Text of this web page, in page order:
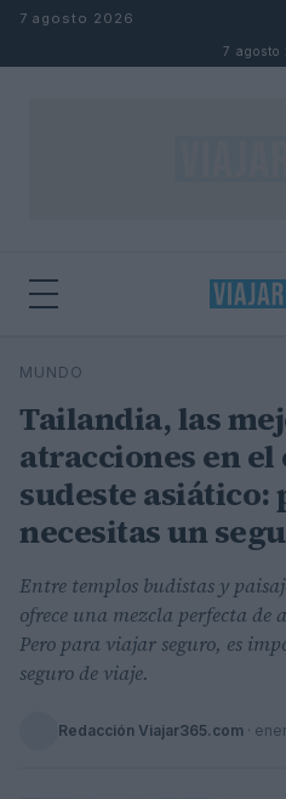
Saltar al contenido
7 agosto 2026
7 agosto
Buscar
MUNDO
Tailandia, las
atracciones en
sudeste asiático:
necesitas un
Entre templos budistas y
ofrece una mezcla perfecta
Pero para viajar seguro, es
seguro de viaje.
Redacción Viajar365.com ·